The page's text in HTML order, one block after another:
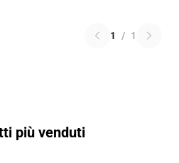
1 / 1
più venduti